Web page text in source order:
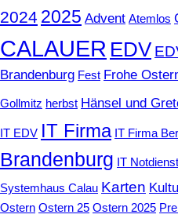
2024 2025 Advent Atemlos
CALAUER EDV
Brandenburg Fest Frohe
Gollmitz herbst Hänsel und
IT EDV IT Firma IT Firma
Brandenburg IT Notdienst
Systemhaus Calau Karten
Ostern Ostern 25 Ostern 2025